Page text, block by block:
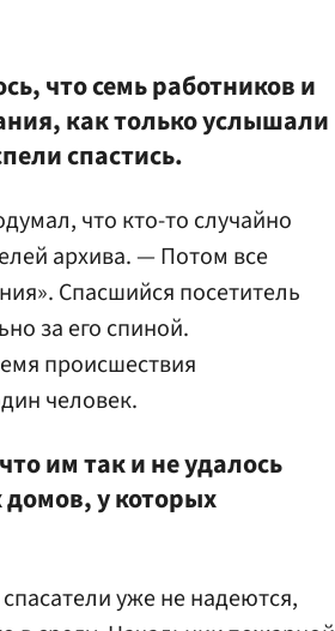
что семь работников и
как только услышали
спастись.
что кто-то случайно
архива. — Потом все
Спасшийся посетитель
за его спиной.
происшествия
человек.
им так и не удалось
у которых
уже не надеются,